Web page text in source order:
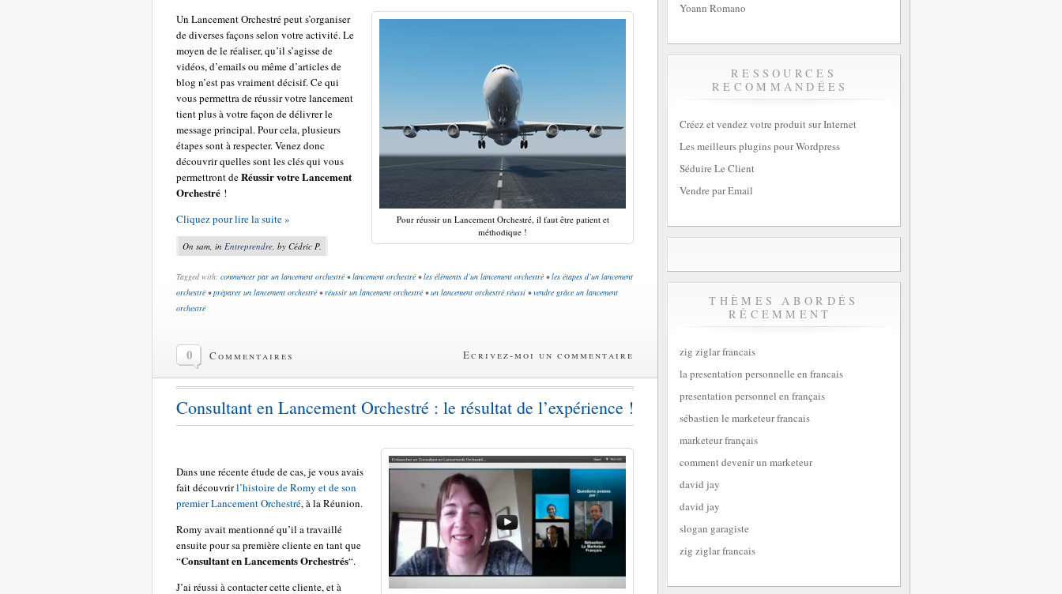
Pour réussir un Lancement Orchestré, il faut être patient et
méthodique !
Un Lancement Orchestré peut s’organiser
de diverses façons selon votre activité. Le
moyen de le réaliser, qu’il s’agisse de
vidéos, d’emails ou même d’articles de
blog n’est pas vraiment décisif. Ce qui
vous permettra de réussir votre lancement
tient plus à votre façon de délivrer le
message principal. Pour cela, plusieurs
étapes sont à respecter. Venez donc
découvrir quelles sont les clés qui vous
permettront deRéussir votre Lancement
Orchestré !
Cliquez pour lire la suite »
On sam, in Entreprendre , by Cédric P.
Tagged with: commencer par un lancement orchestré •lancement orchestré •les éléments d’un lancement orchestré •les étapes d’un lancement
orchestré •préparer un lancement orchestré •réussir un lancement orchestré •un lancement orchestré réussi •vendre grâce un lancement
orchestré
0 Commentaires Ecrivez-moi un commentaire
Consultant en Lancement Orchestré : le résultat de l’expérience !
Dans une récente étude de cas, je vous avais
fait découvrirl’histoire de Romy et de son
premier Lancement Orchestré, à la Réunion.
Romy avait mentionné qu’il a travaillé
ensuite pour sa première cliente en tant que
“Consultant en Lancements Orchestrés“.
J’ai réussi à contacter cette cliente, et à
Yoann Romano
RESSOURCES
RECOMMANDÉES
Créez et vendez votre produit sur Internet
Les meilleurs plugins pour Wordpress
Séduire Le Client
Vendre par Email
THÈMES ABORDÉS
RÉCEMMENT
zig ziglar francais
la presentation personnelle en francais
presentation personnel en français
sébastien le marketeur francais
marketeur français
comment devenir un marketeur
david jay
david jay
slogan garagiste
zig ziglar francais